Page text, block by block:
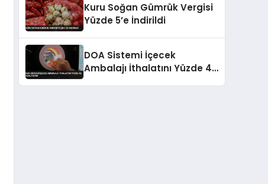
Kuru Soğan Gümrük Vergisi
Yüzde 5’e İndirildi
DOA Sistemi İçecek
Ambalajı İthalatını Yüzde 40